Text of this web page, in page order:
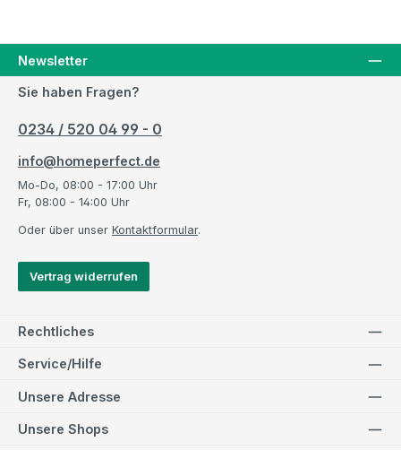
Newsletter
Sie haben Fragen?
0234 / 520 04 99 - 0
info@homeperfect.de
Mo-Do, 08:00 - 17:00 Uhr
Fr, 08:00 - 14:00 Uhr
Oder über unser Kontaktformular.
Vertrag widerrufen
Rechtliches
Service/Hilfe
Unsere Adresse
Unsere Shops